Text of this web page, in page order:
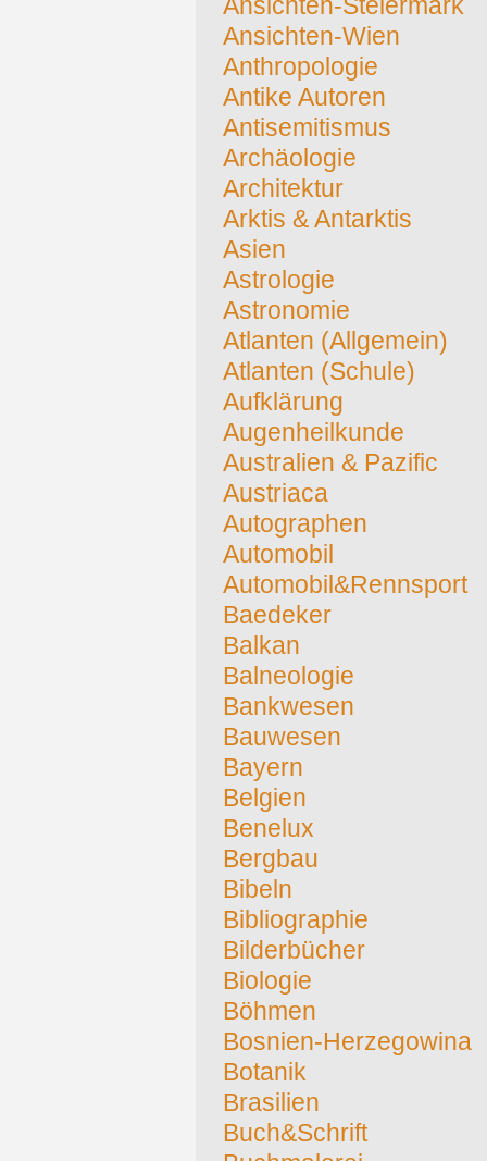
Ansichten-Steiermark
Ansichten-Wien
Anthropologie
Antike Autoren
Antisemitismus
Archäologie
Architektur
Arktis & Antarktis
Asien
Astrologie
Astronomie
Atlanten (Allgemein)
Atlanten (Schule)
Aufklärung
Augenheilkunde
Australien & Pazific
Austriaca
Autographen
Automobil
Automobil&Rennsport
Baedeker
Balkan
Balneologie
Bankwesen
Bauwesen
Bayern
Belgien
Benelux
Bergbau
Bibeln
Bibliographie
Bilderbücher
Biologie
Böhmen
Bosnien-Herzegowina
Botanik
Brasilien
Buch&Schrift